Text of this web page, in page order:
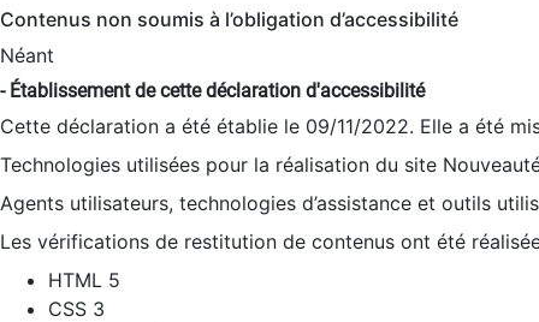
Contenus non soumis à l’obligation d’accessibilité
Néant
- Établissement de cette déclaration d'accessibilité
Cette déclaration a été établie le 09/11/2022. Elle a été
Technologies utilisées pour la réalisation du site
Agents utilisateurs, technologies d’assistance et outils
Les vérifications de restitution de contenus ont été
HTML 5
CSS 3